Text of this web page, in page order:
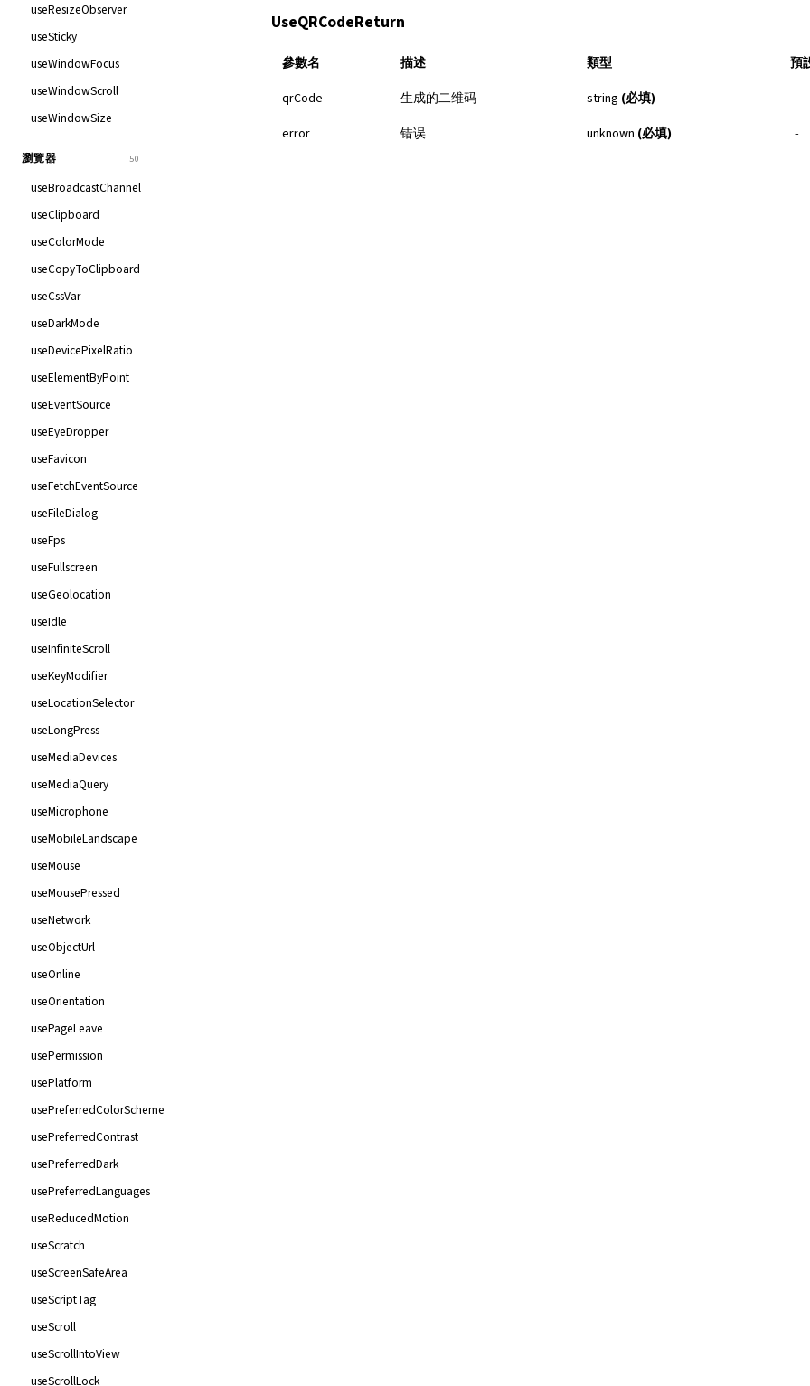
useResizeObserver
useSticky
useWindowFocus
useWindowScroll
useWindowSize
瀏覽器 50
useBroadcastChannel
useClipboard
useColorMode
useCopyToClipboard
useCssVar
useDarkMode
useDevicePixelRatio
useElementByPoint
useEventSource
useEyeDropper
useFavicon
useFetchEventSource
useFileDialog
useFps
useFullscreen
useGeolocation
useIdle
useInfiniteScroll
useKeyModifier
useLocationSelector
useLongPress
useMediaDevices
useMediaQuery
useMicrophone
useMobileLandscape
useMouse
useMousePressed
useNetwork
useObjectUrl
useOnline
useOrientation
usePageLeave
usePermission
usePlatform
usePreferredColorScheme
usePreferredContrast
usePreferredDark
usePreferredLanguages
useReducedMotion
useScratch
useScreenSafeArea
useScriptTag
useScroll
useScrollIntoView
useScrollLock
UseQRCodeReturn
參數名 描述 類型
預
qrCode
生成的二维码 string (必填) -
error 错误 unknown (必填) -